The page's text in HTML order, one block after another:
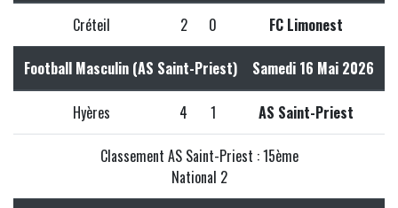
Créteil 2 0 FC Limonest
Football Masculin (AS Saint-Priest) Samedi 16 Mai 2026
Hyères 4 1 AS Saint-Priest
Classement AS Saint-Priest : 15ème
National 2